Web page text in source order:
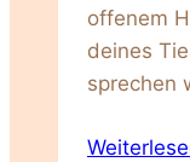
offenem
deines
sprechen